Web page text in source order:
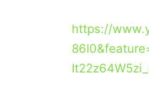
https://